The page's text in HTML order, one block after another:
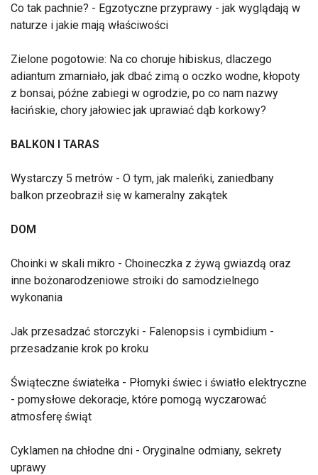
Co tak pachnie? - Egzotyczne przyprawy - jak wyglądają w
naturze i jakie mają właściwości
Zielone pogotowie: Na co choruje hibiskus, dlaczego
adiantum zmarniało, jak dbać zimą o oczko wodne, kłopoty
z bonsai, późne zabiegi w ogrodzie, po co nam nazwy
łacińskie, chory jałowiec jak uprawiać dąb korkowy?
BALKON I TARAS
Wystarczy 5 metrów - O tym, jak maleńki, zaniedbany
balkon przeobraził się w kameralny zakątek
DOM
Choinki w skali mikro - Choineczka z żywą gwiazdą oraz
inne bożonarodzeniowe stroiki do samodzielnego
wykonania
Jak przesadzać storczyki - Falenopsis i cymbidium -
przesadzanie krok po kroku
Świąteczne światełka - Płomyki świec i światło elektryczne
- pomysłowe dekoracje, które pomogą wyczarować
atmosferę świąt
Cyklamen na chłodne dni - Oryginalne odmiany, sekrety
uprawy